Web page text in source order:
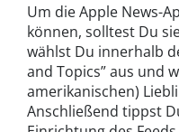
Um die Apple News-
können, solltest Du
wählst Du innerhalb
and Topics” aus und
amerikanischen)
Anschließend tippst